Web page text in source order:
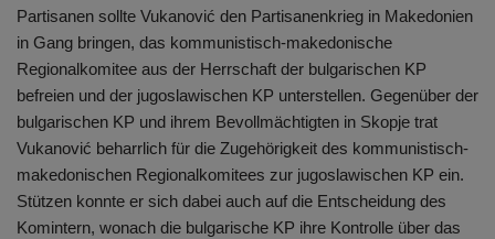
Partisanen sollte Vukanović den Partisanenkrieg in Makedonien
in Gang bringen, das kommunistisch-makedonische
Regionalkomitee aus der Herrschaft der bulgarischen KP
befreien und der jugoslawischen KP unterstellen. Gegenüber der
bulgarischen KP und ihrem Bevollmächtigten in Skopje trat
Vukanović beharrlich für die Zugehörigkeit des kommunistisch-
makedonischen Regionalkomitees zur jugoslawischen KP ein.
Stützen konnte er sich dabei auch auf die Entscheidung des
Komintern, wonach die bulgarische KP ihre Kontrolle über das